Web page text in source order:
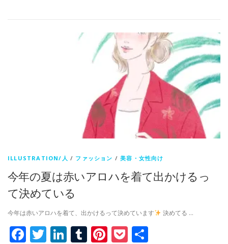
ILLUSTRATION/人 / ファッション /美容・女性向け
今年の夏は赤いアロハを着て出かけるっ
て決めている
今年は赤いアロハを着て、出かけるって決めています 決めてる …
Facebook
Twitter
LinkedIn
Tumblr
Pinterest
Pocket